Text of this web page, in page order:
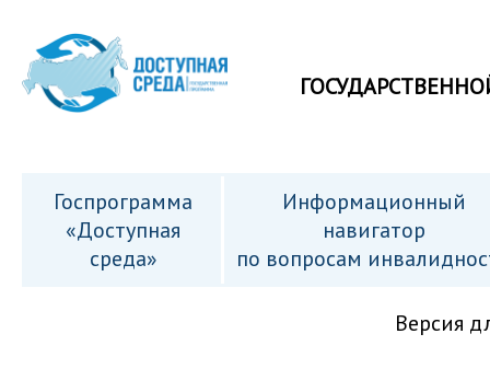
Госпрограмма
«Доступная
среда»
Информационный
навигатор
по вопросам
Версия